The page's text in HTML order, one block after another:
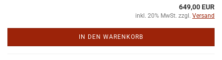
649,00 EUR
inkl. 20% MwSt. zzgl. Versand
IN DEN WARENKORB